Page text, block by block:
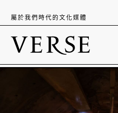
屬於我們時代的文化媒體